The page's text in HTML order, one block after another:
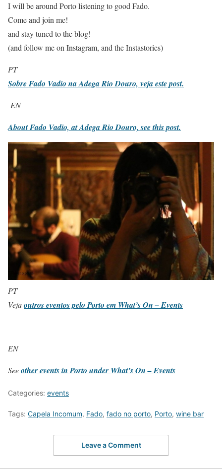
I will be around Porto listening to good Fado.
Come and join me!
and stay tuned to the blog!
(and follow me on Instagram, and the Instastories)
PT
Sobre Fado Vadio na Adega Rio Douro, veja este post.
EN
About Fado Vadio, at Adega Rio Douro, see this post.
PT
Vejaoutros eventos pelo Porto em What’s On – Events
EN
Seeother events in Porto under What’s On – Events
Categories: events
Tags: Capela Incomum, Fado, fado no porto, Porto, wine bar
Leave a Comment